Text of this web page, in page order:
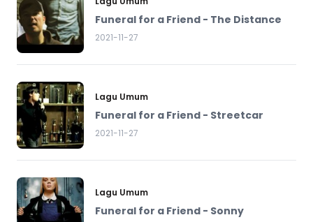
Funeral for a Friend - The Distance
2021-11-27
Lagu Umum
Funeral for a Friend - Streetcar
2021-11-27
Lagu Umum
Funeral for a Friend - Sonny